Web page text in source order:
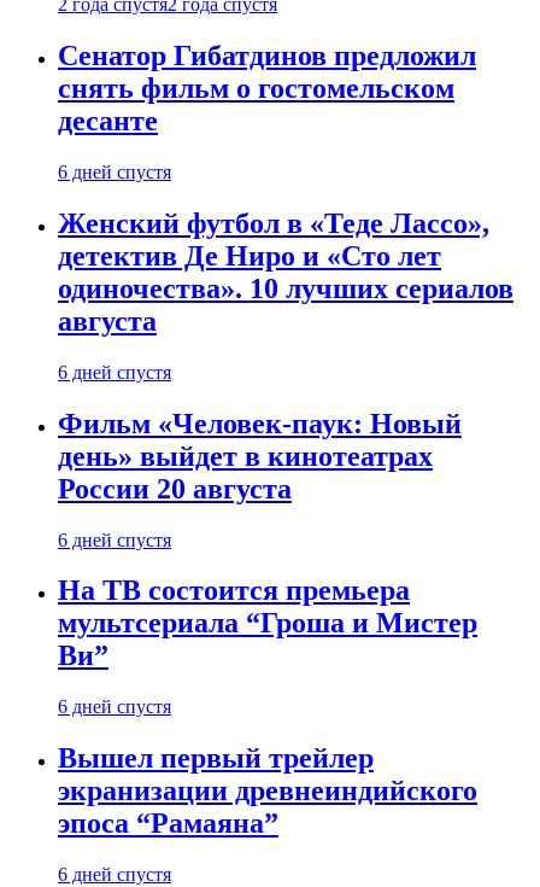
2 года спустя2 года спустя
Сенатор Гибатдинов предложил
снять фильм о гостомельском
десанте
6 дней спустя
Женский футбол в «Теде Лассо»,
детектив Де Ниро и «Сто лет
одиночества». 10 лучших сериалов
августа
6 дней спустя
Фильм «Человек-паук: Новый
день» выйдет в кинотеатрах
России 20 августа
6 дней спустя
На ТВ состоится премьера
мультсериала “Гроша и Мистер
Ви”
6 дней спустя
Вышел первый трейлер
экранизации древнеиндийского
эпоса “Рамаяна”
6 дней спустя